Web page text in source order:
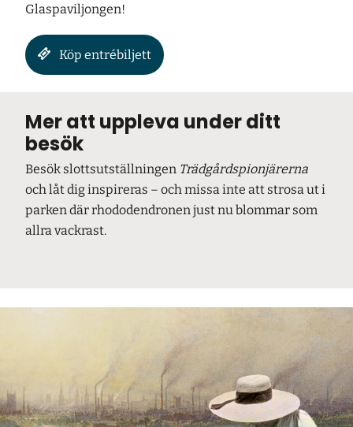
Glaspaviljongen!
Köp entrébiljett
Mer att uppleva under ditt
besök
Besök slottsutställningen Trädgårdspionjärerna
och låt dig inspireras – och missa inte att strosa ut i
parken där rhododendronen just nu blommar som
allra vackrast.